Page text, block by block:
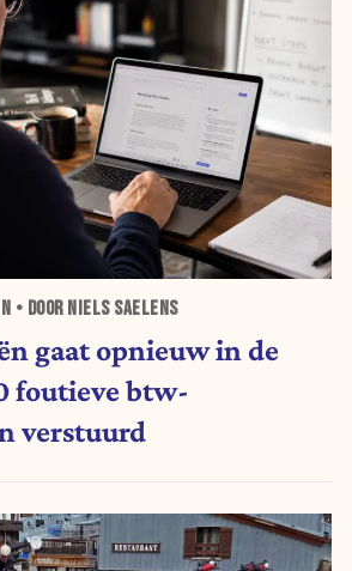
• DOOR NIELS SAELENS
gaat opnieuw in de
foutieve btw-
verstuurd